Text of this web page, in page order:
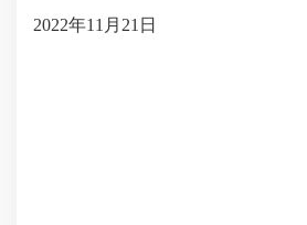
2022年11 月 21 日